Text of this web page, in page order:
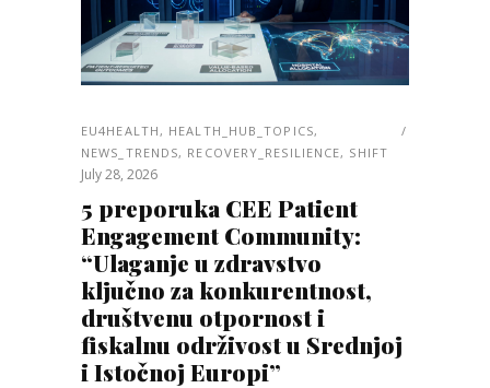
EU4HEALTH , HEALTH_HUB_TOPICS,
NEWS_TRENDS, RECOVERY_RESILIENCE, SHIFT
July 28, 2026
5 preporuka CEE Patient
Engagement Community:
“Ulaganje u zdravstvo
ključno za konkurentnost,
društvenu otpornost i
fiskalnu održivost u Srednjoj
i Istočnoj Europi”